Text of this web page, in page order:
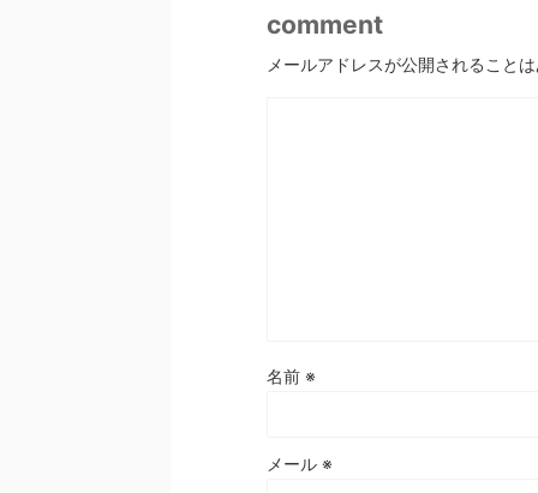
comment
メールアドレスが公開されること
名前 ※
メール ※